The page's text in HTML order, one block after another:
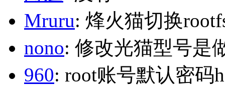
Mruru: 烽火猫切换
nono: 修改光猫型号是
960: root账号默认密码